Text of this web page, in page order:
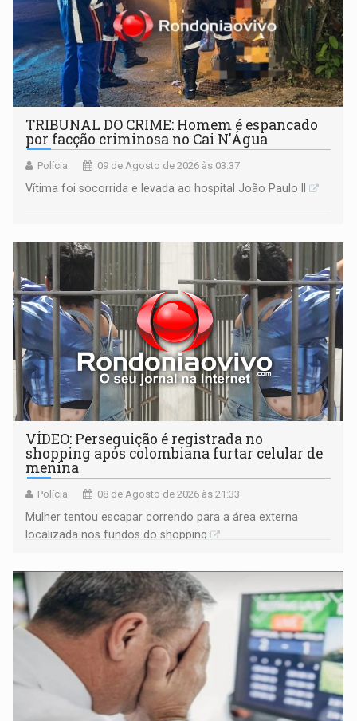
TRIBUNAL DO CRIME: Homem é espancado
por facção criminosa no Cai N'Água
Polícia 09 de Agosto de 2026 às 03:37
Vítima foi socorrida e levada ao hospital João Paulo II
VÍDEO: Perseguição é registrada no
shopping após colombiana furtar celular de
menina
Polícia 08 de Agosto de 2026 às 21:33
Mulher tentou escapar correndo para a área externa
localizada nos fundos do shopping